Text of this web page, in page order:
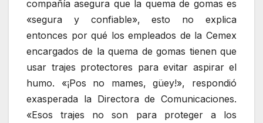
compañía asegura que la quema de gomas es
«segura y confiable», esto no explica
entonces por qué los empleados de la Cemex
encargados de la quema de gomas tienen que
usar trajes protectores para evitar aspirar el
humo. «¡Pos no mames, güey!», respondió
exasperada la Directora de Comunicaciones.
«Esos trajes no son para proteger a los